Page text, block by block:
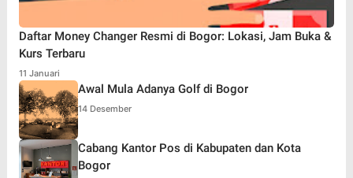
Daftar Money Changer Resmi di Bogor: Lokasi, Jam Buka &
Kurs Terbaru
11 Januari
Awal Mula Adanya Golf di Bogor
14 Desember
Cabang Kantor Pos di Kabupaten dan Kota
Bogor